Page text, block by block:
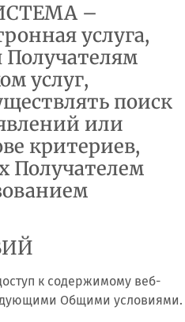
–
услуга,
Получателям
услуг,
поиск
или
критериев,
Получателем
к содержимому веб-
Общими условиями.